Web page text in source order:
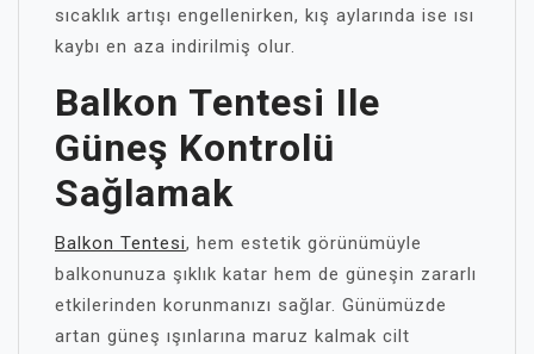
sıcaklık artışı engellenirken, kış aylarında ise ısı
kaybı en aza indirilmiş olur.
Balkon Tentesi Ile
Güneş Kontrolü
Sağlamak
Balkon Tentesi, hem estetik görünümüyle
balkonunuza şıklık katar hem de güneşin zararlı
etkilerinden korunmanızı sağlar. Günümüzde
artan güneş ışınlarına maruz kalmak cilt